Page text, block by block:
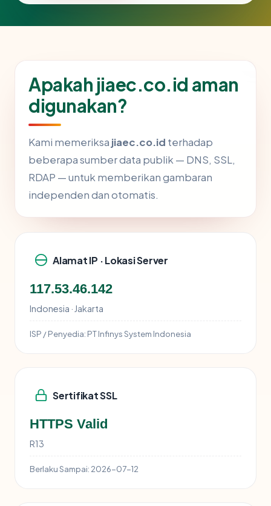
Apakah jiaec.co.id aman
digunakan?
Kami memeriksa jiaec.co.id terhadap
beberapa sumber data publik — DNS, SSL,
RDAP — untuk memberikan gambaran
independen dan otomatis.
Alamat IP · Lokasi Server
117.53.46.142
Indonesia · Jakarta
ISP / Penyedia: PT Infinys System Indonesia
Sertifikat SSL
HTTPS Valid
R13
Berlaku Sampai: 2026-07-12